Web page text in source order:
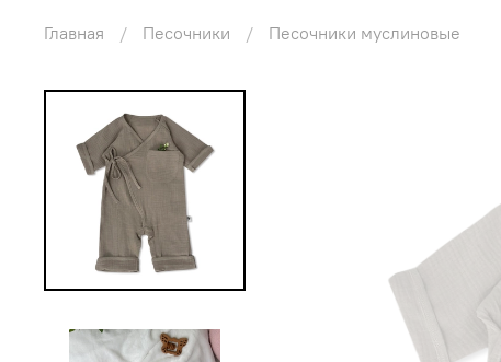
Главная Песочники Песочники муслиновые